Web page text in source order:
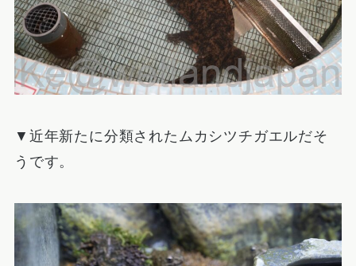
▼近年新たに分類されたムカシツチガエルだそ
うです。